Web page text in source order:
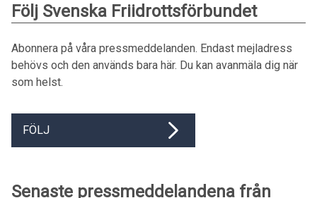
Följ Svenska Friidrottsförbundet
Abonnera på våra pressmeddelanden. Endast mejladress
behövs och den används bara här. Du kan avanmäla dig när
som helst.
FÖLJ
Senaste pressmeddelandena från